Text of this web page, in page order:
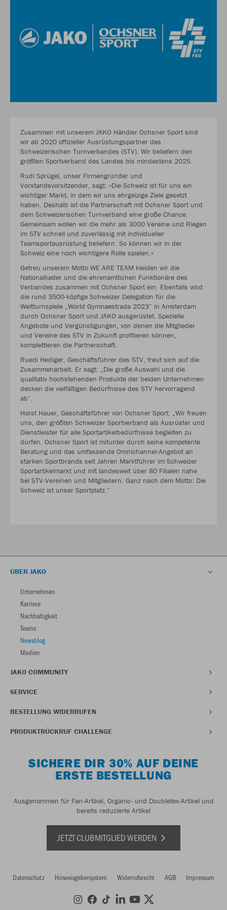
Zusammen mit unserem JAKO Händler Ochsner Sport sind
wir ab 2020 offizieller Ausrüstungspartner des
Schweizerischen Turnverbandes (STV). Wir beliefern den
größten Sportverband des Landes bis mindestens 2025.
Rudi Sprügel, unser Firmengründer und
Vorstandsvorsitzender, sagt: «Die Schweiz ist für uns ein
wichtiger Markt, in dem wir uns ehrgeizige Ziele gesetzt
haben. Deshalb ist die Partnerschaft mit Ochsner Sport und
dem Schweizerischen Turnverband eine große Chance.
Gemeinsam wollen wir die mehr als 3000 Vereine und Riegen
im STV schnell und zuverlässig mit individueller
Teamsportausrüstung beliefern. So können wir in der
Schweiz eine noch wichtigere Rolle spielen.»
Getreu unserem Motto WE ARE TEAM kleiden wir die
Nationalkader und die ehrenamtlichen Funktionäre des
Verbandes zusammen mit Ochsner Sport ein. Ebenfalls wird
die rund 3500-köpfige Schweizer Delegation für die
Weltturnspiele „World Gymnaestrada 2023“ in Amsterdam
durch Ochsner Sport und JAKO ausgerüstet. Spezielle
Angebote und Vergünstigungen, von denen die Mitglieder
und Vereine des STV in Zukunft profitieren können,
komplettieren die Partnerschaft.
Ruedi Hediger, Geschäftsführer des STV, freut sich auf die
Zusammenarbeit. Er sagt: „Die große Auswahl und die
qualitativ hochstehenden Produkte der beiden Unternehmen
decken die vielfältigen Bedürfnisse des STV hervorragend
ab“.
Horst Hauer, Geschäftsführer von Ochsner Sport: „Wir freuen
uns, den größten Schweizer Sportverband als Ausrüster und
Dienstleister für alle Sportartikelbedürfnisse begleiten zu
dürfen. Ochsner Sport ist mitunter durch seine kompetente
Beratung und das umfassende Omnichannel-Angebot an
starken Sportbrands seit Jahren Marktführer im Schweizer
Sportartikelmarkt und mit landesweit über 80 Filialen nahe
bei STV-Vereinen und Mitgliedern. Ganz nach dem Motto: Die
Schweiz ist unser Sportplatz.“
ÜBER JAKO
Unternehmen
Karriere
Nachhaltigkeit
Teams
Newsblog
Medien
JAKO COMMUNITY
SERVICE
BESTELLUNG WIDERRUFEN
PRODUKTRÜCKRUF CHALLENGE
SICHERE DIR 30% AUF DEINE
ERSTE BESTELLUNG
Ausgenommen für Fan-Artikel, Organic- und Doubletex-Artikel und
bereits reduzierte Artikel
JETZT CLUBMITGLIED WERDEN
Datenschutz Hinweisgebersystem Widerrufsrecht AGB Impressum